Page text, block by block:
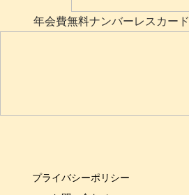
年会費無料ナンバーレスカード
プライバシーポリシー